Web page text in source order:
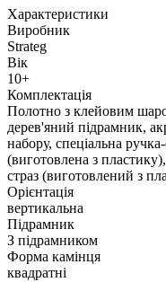
Характеристики
Виробник
Strateg
Вік
10+
Комплектація
Полотно з клейовим
дерев'яний підрамник,
набору, спеціальна
(виготовлена з
страз (виготовлений з
Орієнтація
вертикальна
Підрамник
З підрамником
Форма камінця
квадратні